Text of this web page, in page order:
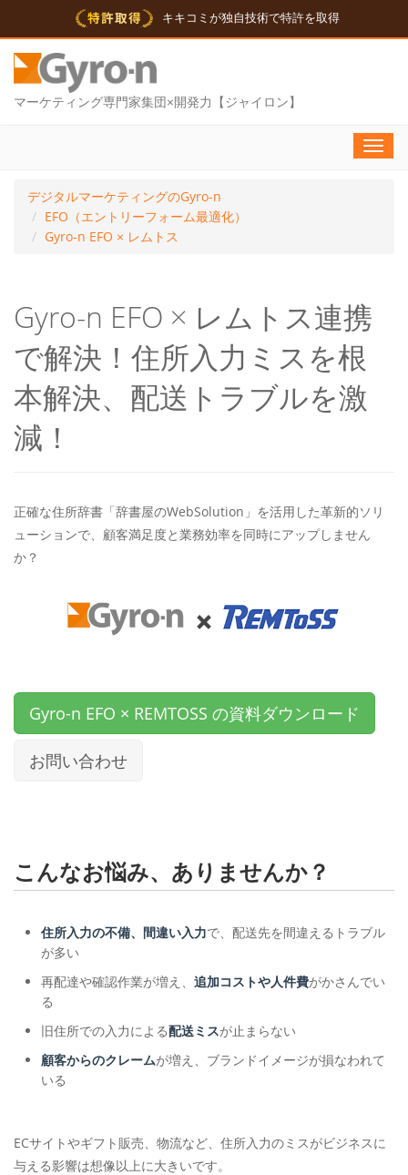
キキコミが独自技術で特許を取得
マーケティング専門家集団×開発力【ジャイロン】
デジタルマーケティングのGyro-n
EFO（エントリーフォーム最適化）
Gyro-n EFO × レムトス
Gyro-n EFO × レムトス連携
で解決！住所入力ミスを根
本解決、配送トラブルを激
減！
正確な住所辞書「辞書屋のWebSolution」を活用した革新的ソリ
ューションで、顧客満足度と業務効率を同時にアップしません
か？
Gyro-n EFO × REMTOSS の資料ダウンロード
お問い合わせ
こんなお悩み、ありませんか？
住所入力の不備、間違い入力で、配送先を間違えるトラブル
が多い
再配達や確認作業が増え、 追加コストや人件費がかさんでい
る
旧住所での入力による配送ミスが止まらない
顧客からのクレームが増え、ブランドイメージが損なわれて
いる
ECサイトやギフト販売、物流など、住所入力のミスがビジネスに
与える影響は想像以上に大きいです。